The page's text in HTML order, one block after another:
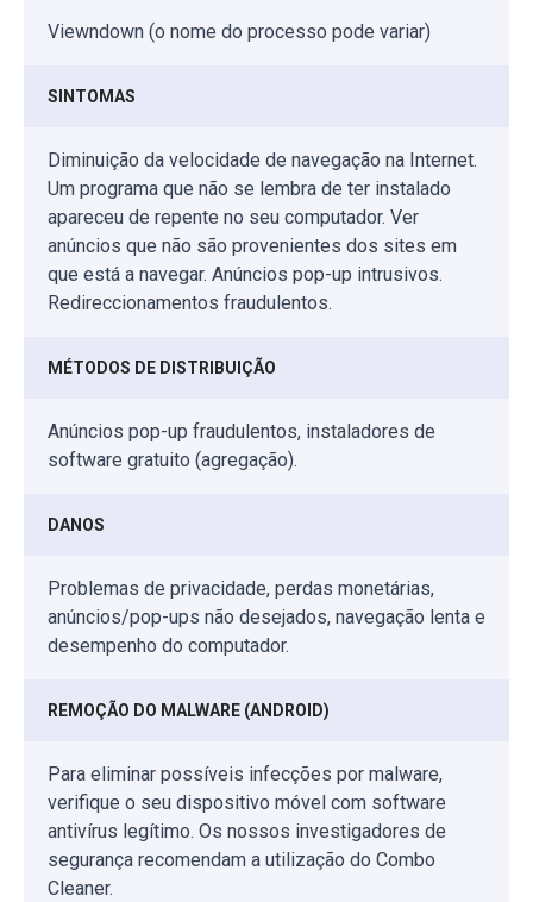
Viewndown (o nome do processo pode variar)
SINTOMAS
Diminuição da velocidade de navegação na Internet.
Um programa que não se lembra de ter instalado
apareceu de repente no seu computador. Ver
anúncios que não são provenientes dos sites em
que está a navegar. Anúncios pop-up intrusivos.
Redireccionamentos fraudulentos.
MÉTODOS DE DISTRIBUIÇÃO
Anúncios pop-up fraudulentos, instaladores de
software gratuito (agregação).
DANOS
Problemas de privacidade, perdas monetárias,
anúncios/pop-ups não desejados, navegação lenta e
desempenho do computador.
REMOÇÃO DO MALWARE (ANDROID)
Para eliminar possíveis infecções por malware,
verifique o seu dispositivo móvel com software
antivírus legítimo. Os nossos investigadores de
segurança recomendam a utilização do Combo
Cleaner.